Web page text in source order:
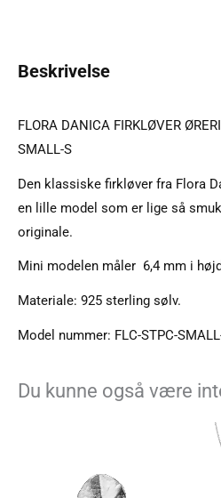
Beskrivelse
FLORA DANICA FIRKLØVER
SMALL-S
Den klassiske firkløver fra Flora
en lille model som er lige så
originale.
Mini modelen måler 6,4 mm i
Materiale: 925 sterling sølv.
Model nummer: FLC-STPC-
Du kunne også være